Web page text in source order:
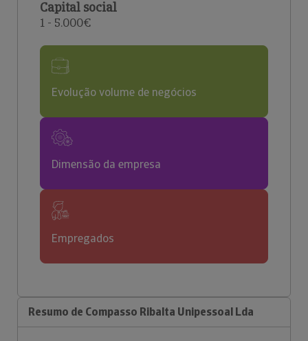
Capital social
1 - 5.000€
Evolução volume de negócios
Dimensão da empresa
Empregados
Resumo de Compasso Ribalta Unipessoal Lda